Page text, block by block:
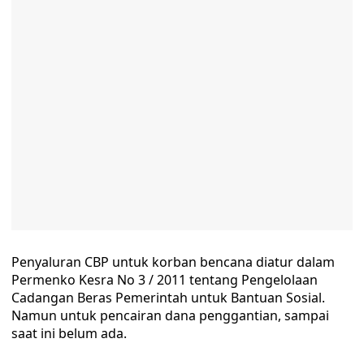
Penyaluran CBP untuk korban bencana diatur dalam
Permenko Kesra No 3 / 2011 tentang Pengelolaan
Cadangan Beras Pemerintah untuk Bantuan Sosial.
Namun untuk pencairan dana penggantian, sampai
saat ini belum ada.